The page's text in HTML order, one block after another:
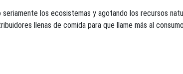
los ecosistemas y agotando los recursos
llenas de comida para que llame más al